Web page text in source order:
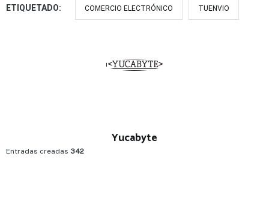
ETIQUETADO: COMERCIO ELECTRÓNICO TUENVIO
Yucabyte
Entradas creadas 342